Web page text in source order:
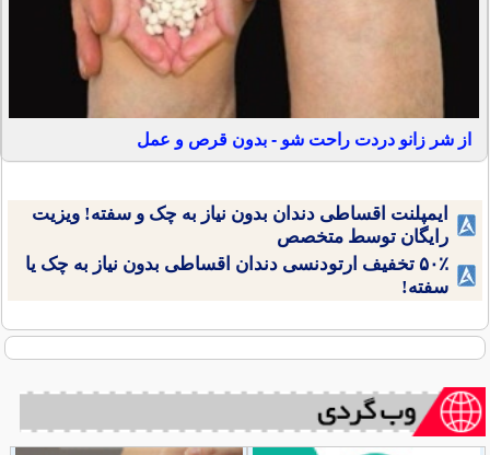
از شر زانو دردت راحت شو - بدون قرص و عمل
ایمپلنت اقساطی دندان بدون نیاز به چک و سفته! ویزیت
رایگان توسط متخصص
۵۰٪ تخفیف ارتودنسی دندان اقساطی بدون نیاز به چک یا
سفته!